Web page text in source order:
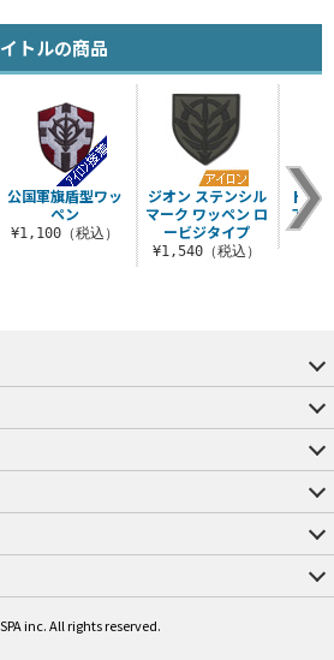
トルの商品
公国軍旗盾型ワッ
ペン
¥1,100（税込）
ジオン ステンシル
マーク ワッペン ロ
ービジタイプ
¥1,540（税込）
ドゥ
アク
inc. All rights reserved.